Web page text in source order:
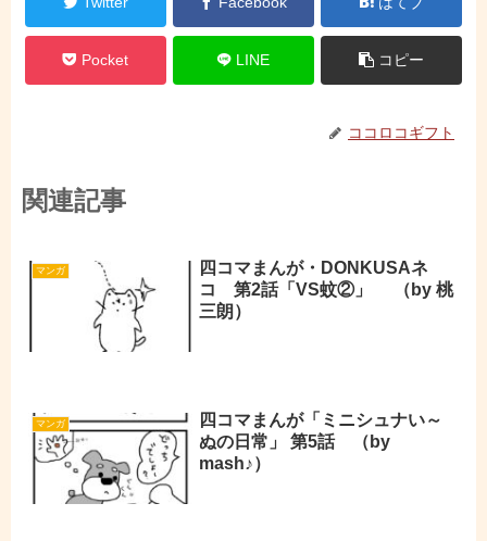
Pocket LINE コピー
ココロコギフト
関連記事
マンガ
四コマまんが・DONKUSAネ
コ 第2話「VS蚊②」 （by 桃
三朗）
マンガ
四コマまんが「ミニシュナい～
ぬの日常」 第5話 （by
mash♪）